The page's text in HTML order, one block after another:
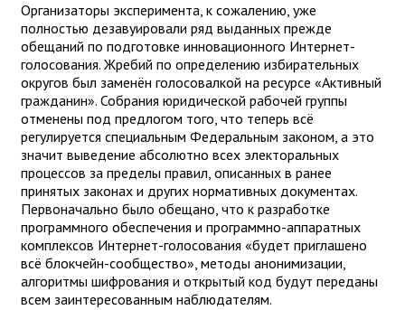
Организаторы эксперимента, к сожалению, уже
полностью дезавуировали ряд выданных прежде
обещаний по подготовке инновационного Интернет-
голосования. Жребий по определению избирательных
округов был заменён голосовалкой на ресурсе «Активный
гражданин». Собрания юридической рабочей группы
отменены под предлогом того, что теперь всё
регулируется специальным Федеральным законом, а это
значит выведение абсолютно всех электоральных
процессов за пределы правил, описанных в ранее
принятых законах и других нормативных документах.
Первоначально было обещано, что к разработке
программного обеспечения и программно-аппаратных
комплексов Интернет-голосования «будет приглашено
всё блокчейн-сообщество», методы анонимизации,
алгоритмы шифрования и открытый код будут переданы
всем заинтересованным наблюдателям.